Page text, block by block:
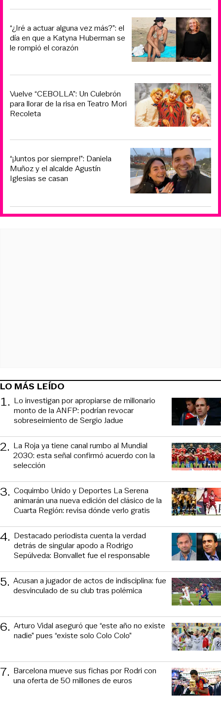
“¿Iré a actuar alguna vez más?”: el
día en que a Katyna Huberman se
le rompió el corazón
Vuelve “CEBOLLA”: Un Culebrón
para llorar de la risa en Teatro Mori
Recoleta
“¡Juntos por siempre!”: Daniela
Muñoz y el alcalde Agustín
Iglesias se casan
LO MÁS LEÍDO
1. Lo investigan por apropiarse de millonario
monto de la ANFP: podrían revocar
sobreseimiento de Sergio Jadue
2. La Roja ya tiene canal rumbo al Mundial
2030: esta señal confirmó acuerdo con la
selección
3. Coquimbo Unido y Deportes La Serena
animarán una nueva edición del clásico de la
Cuarta Región: revisa dónde verlo gratis
4. Destacado periodista cuenta la verdad
detrás de singular apodo a Rodrigo
Sepúlveda: Bonvallet fue el responsable
5. Acusan a jugador de actos de indisciplina: fue
desvinculado de su club tras polémica
6. Arturo Vidal aseguró que “este año no existe
nadie” pues “existe solo Colo Colo”
7. Barcelona mueve sus fichas por Rodri con
una oferta de 50 millones de euros